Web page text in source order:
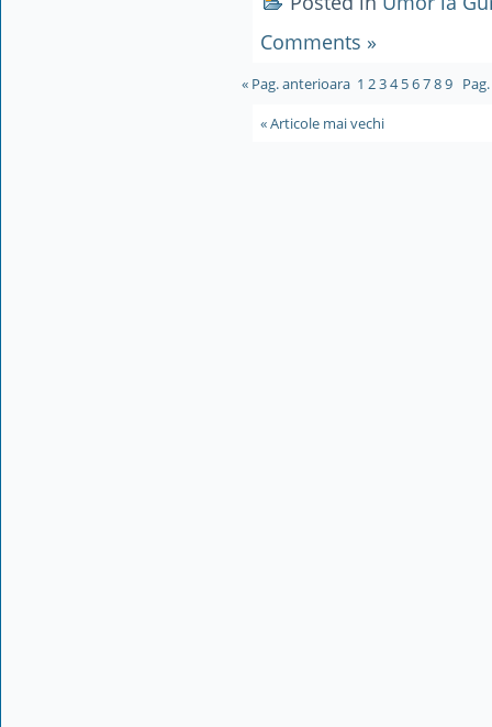
Comments »
« Pag. anterioara 1 234 56789
« Articole mai vechi